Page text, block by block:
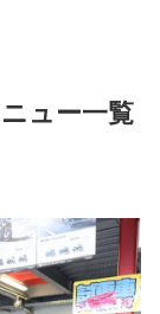
ュー一覧